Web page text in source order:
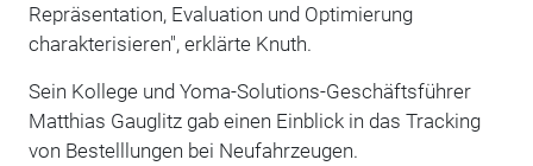
Repräsentation, Evaluation und Optimierung
charakterisieren", erklärte Knuth.
Sein Kollege und Yoma-Solutions-Geschäftsführer
Matthias Gauglitz gab einen Einblick in das Tracking
von Bestelllungen bei Neufahrzeugen.